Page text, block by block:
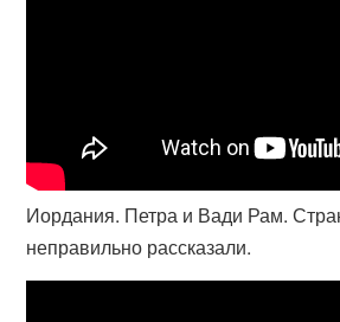
Иордания. Петра и Вади Рам.
неправильно рассказали.